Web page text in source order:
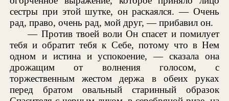
сестры при этой шутке, он раскаялся. — Очень
рад, право, очень рад, мой друг, — прибавил он.
— Против твоей воли Он спасет и помилует
тебя и обратит тебя к Себе, потому что в Нем
одном и истина и успокоение, — сказала она
дрожащим от волнения голосом, с
торжественным жестом держа в обеих руках
перед братом овальный старинный образок